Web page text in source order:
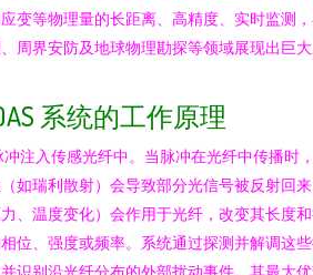
变等物理量的长距离、高精度、实时监测
周界安防及地球物理勘探等领域展现出巨
系统的工作原理
注入传感光纤中。当脉冲在光纤中传播时
如瑞利散射）会导致部分光信号被反射回
、温度变化）会作用于光纤，改变其长度
位、强度或频率。系统通过探测并解调这
识别沿光纤分布的外部扰动事件。其最大